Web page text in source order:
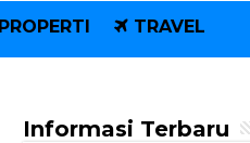
PROPERTI TRAVEL
Informasi Terbaru